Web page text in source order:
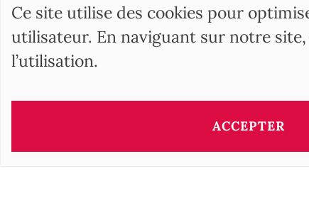
1061 Budapest HU
Ce site utilise des cookies pour
utilisateur. En naviguant sur notre site,
l’utilisation.
ACCEPTER